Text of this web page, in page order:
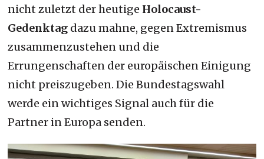
nicht zuletzt der heutige Holocaust-
Gedenktag dazu mahne, gegen Extremismus
zusammenzustehen und die
Errungenschaften der europäischen Einigung
nicht preiszugeben. Die Bundestagswahl
werde ein wichtiges Signal auch für die
Partner in Europa senden.